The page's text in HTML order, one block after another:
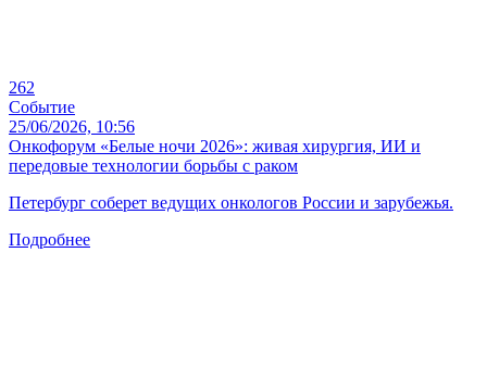
262
Событие
25/06/2026, 10:56
Онкофорум «Белые ночи 2026»: живая хирургия, ИИ и
передовые технологии борьбы с раком
Петербург соберет ведущих онкологов России и зарубежья.
Подробнее